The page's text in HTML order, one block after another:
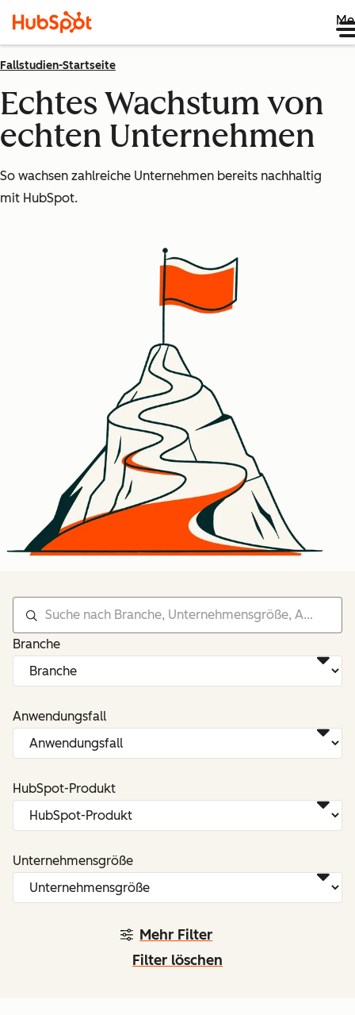
Fallstudien-Startseite
Echtes Wachstum von
echten Unternehmen
So wachsen zahlreiche Unternehmen bereits nachhaltig
mit HubSpot.
Mehr Filter
Branche
Anwendungsfall
HubSpot-Produkt
Unternehmensgröße
Filter löschen